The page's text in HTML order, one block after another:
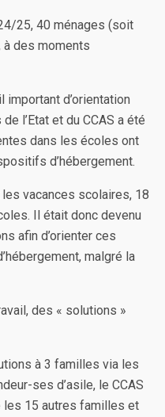
25, 40 ménages (soit
des moments
important d’orientation
l’Etat et du CCAS a été
dans les écoles ont
d’hébergement.
vacances scolaires, 18
Il était donc devenu
afin d’orienter ces
malgré la
des « solutions »
à 3 familles via les
ses d’asile, le CCAS
les 15 autres familles et